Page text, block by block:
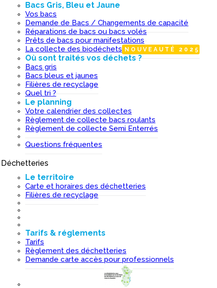
Bacs Gris, Bleu et Jaune
Vos bacs
Demande de Bacs / Changements de capacité
Réparations de bacs ou bacs volés
Prêts de bacs pour manifestations
La collecte des biodéchets NOUVEAUTÉ 2025
Où sont traités vos déchets ?
Bacs gris
Bacs bleus et jaunes
Filières de recyclage
Quel tri ?
Le planning
Votre calendrier des collectes
Règlement de collecte bacs roulants
Règlement de collecte Semi Enterrés
Questions fréquentes
Déchetteries
Le territoire
Carte et horaires des déchetteries
Filières de recyclage
Tarifs & réglements
Tarifs
Règlement des déchetteries
Demande carte accès pour professionnels